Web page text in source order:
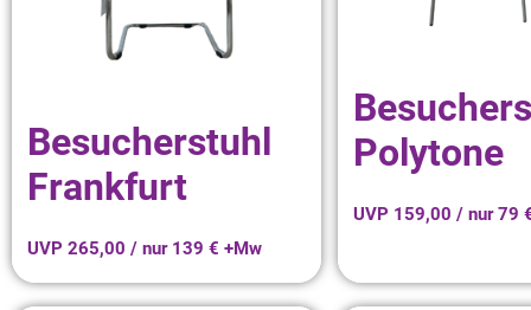
Besucherstuhl
Frankfurt
UVP 265,00 / nur 139 € +Mw
Polytone
UVP 159,00 / nur 79